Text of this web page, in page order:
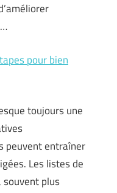
pour bien
toujours une
peuvent entraîner
Les listes de
souvent plus